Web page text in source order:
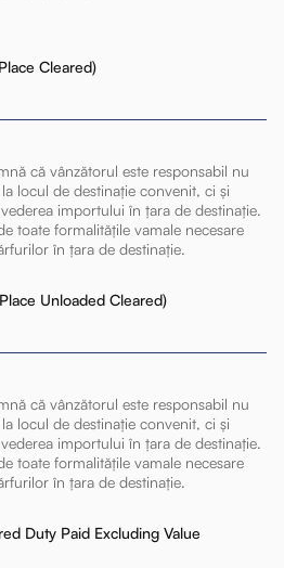
Cleared)
că vânzătorul este responsabil nu
locul de destinație convenit, ci și
importului în țara de destinație.
toate formalitățile vamale necesare
în țara de destinație.
Unloaded Cleared)
că vânzătorul este responsabil nu
locul de destinație convenit, ci și
importului în țara de destinație.
toate formalitățile vamale necesare
în țara de destinație.
Duty Paid Excluding Value